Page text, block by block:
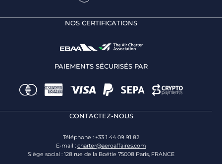
NOS CERTIFICATIONS
PAIEMENTS SÉCURISÉS PAR
CONTACTEZ-NOUS
Téléphone : +33 1 44 09 91 82
E-mail : charter@aeroaffaires.com
Siège social : 128 rue de la Boétie 75008 Paris, FRANCE